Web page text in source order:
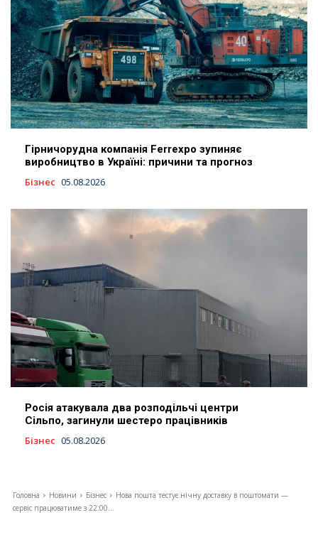
Гірничорудна компанія Ferrexpo зупиняє
виробництво в Україні: причини та прогноз
Бізнес 05.08.2026
Росія атакувала два розподільчі центри
Сільпо, загинули шестеро працівників
Бізнес 05.08.2026